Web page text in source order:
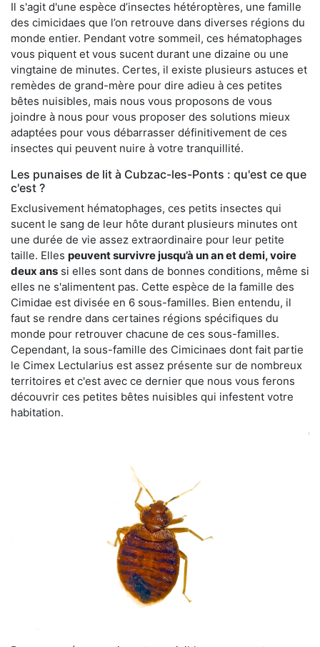
Il s'agit d'une espèce d’insectes hétéroptères, une famille
des cimicidaes que l’on retrouve dans diverses régions du
monde entier. Pendant votre sommeil, ces hématophages
vous piquent et vous sucent durant une dizaine ou une
vingtaine de minutes. Certes, il existe plusieurs astuces et
remèdes de grand-mère pour dire adieu à ces petites
bêtes nuisibles, mais nous vous proposons de vous
joindre à nous pour vous proposer des solutions mieux
adaptées pour vous débarrasser définitivement de ces
insectes qui peuvent nuire à votre tranquillité.
Les punaises de lit à Cubzac-les-Ponts : qu'est ce que
c'est ?
Exclusivement hématophages, ces petits insectes qui
sucent le sang de leur hôte durant plusieurs minutes ont
une durée de vie assez extraordinaire pour leur petite
taille. Elles peuvent survivre jusqu’à un an et demi, voire
deux ans si elles sont dans de bonnes conditions, même si
elles ne s'alimentent pas. Cette espèce de la famille des
Cimidae est divisée en 6 sous-familles. Bien entendu, il
faut se rendre dans certaines régions spécifiques du
monde pour retrouver chacune de ces sous-familles.
Cependant, la sous-famille des Cimicinaes dont fait partie
le Cimex Lectularius est assez présente sur de nombreux
territoires et c'est avec ce dernier que nous vous ferons
découvrir ces petites bêtes nuisibles qui infestent votre
habitation.